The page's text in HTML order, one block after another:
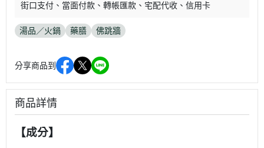
街口支付
當面付款 轉帳匯款 宅配代收 信用卡
湯品／火鍋 藥膳 佛跳牆
分享商品到
商品詳情
【成分】